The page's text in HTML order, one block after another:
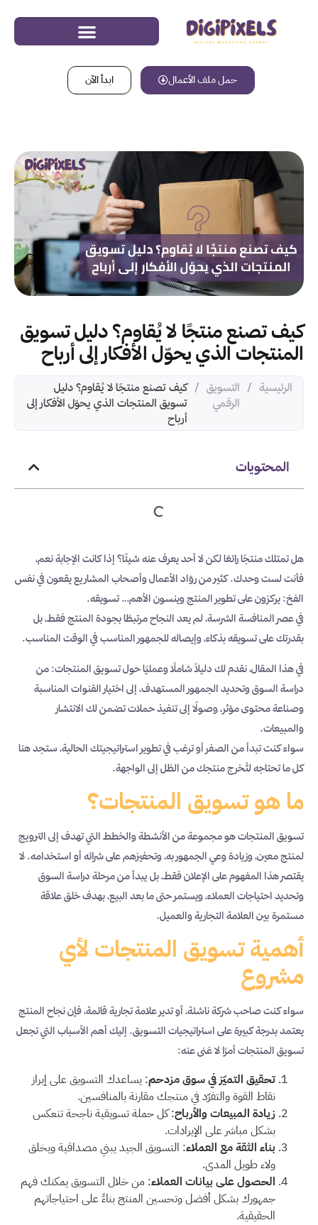
حمل ملف الأعمال ابدأ الآن
كيف تصنع منتجًا لا يُقاوم؟ دليل تسويق
المنتجات الذي يحوّل الأفكار إلى أرباح
الرئيسية /
التسويق
الرقمي
/ كيف تصنع منتجًا لا يُقاوم؟ دليل
تسويق المنتجات الذي يحوّل الأفكار إلى
أرباح
المحتويات
هل تمتلك منتجًا رائعًا لكن لا أحد يعرف عنه شيئًا؟ إذا كانت الإجابة نعم،
فأنت لست وحدك. كثير من روّاد الأعمال وأصحاب المشاريع يقعون في نفس
الفخ: يركزون على تطوير المنتج وينسون الأهم… تسويقه.
في عصر المنافسة الشرسة، لم يعد النجاح مرتبطًا بجودة المنتج فقط، بل
بقدرتك على تسويقه بذكاء، وإيصاله للجمهور المناسب في الوقت المناسب.
في هذا المقال، نقدم لك دليلاً شاملًا وعمليًا حول تسويق المنتجات: من
دراسة السوق وتحديد الجمهور المستهدف، إلى اختيار القنوات المناسبة
وصناعة محتوى مؤثر، وصولًا إلى تنفيذ حملات تضمن لك الانتشار
والمبيعات.
سواء كنت تبدأ من الصفر أو ترغب في تطوير استراتيجيتك الحالية، ستجد هنا
كل ما تحتاجه لتُخرج منتجك من الظل إلى الواجهة.
ما هو تسويق المنتجات؟
تسويق المنتجات هو مجموعة من الأنشطة والخطط التي تهدف إلى الترويج
لمنتج معين، وزيادة وعي الجمهور به، وتحفيزهم على شرائه أو استخدامه. لا
يقتصر هذا المفهوم على الإعلان فقط، بل يبدأ من مرحلة دراسة السوق
وتحديد احتياجات العملاء، ويستمر حتى ما بعد البيع، بهدف خلق علاقة
مستمرة بين العلامة التجارية والعميل.
أهمية تسويق المنتجات لأي
مشروع
سواء كنت صاحب شركة ناشئة، أو تدير علامة تجارية قائمة، فإن نجاح المنتج
يعتمد بدرجة كبيرة على استراتيجيات التسويق. إليك أهم الأسباب التي تجعل
تسويق المنتجات أمرًا لا غنى عنه:
تحقيق التميّز في سوق مزدحم: يساعدك التسويق على إبراز
نقاط القوة والتفرّد في منتجك مقارنة بالمنافسين.
زيادة المبيعات والأرباح: كل حملة تسويقية ناجحة تنعكس
بشكل مباشر على الإيرادات.
بناء الثقة مع العملاء: التسويق الجيد يبني مصداقية ويخلق
ولاء طويل المدى.
الحصول على بيانات العملاء: من خلال التسويق يمكنك فهم
جمهورك بشكل أفضل وتحسين المنتج بناءً على احتياجاتهم
الحقيقية.